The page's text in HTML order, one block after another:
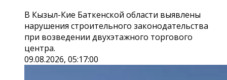
В Кызыл-Кие Баткенской области выявлены
нарушения строительного законодательства
при возведении двухэтажного торгового
центра.
09.08.2026, 05:17:00